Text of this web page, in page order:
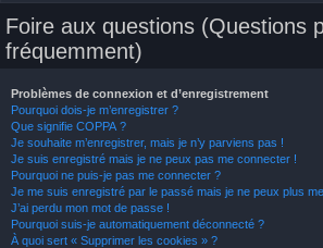
Foire aux questions (Questions
fréquemment)
Problèmes de connexion et d’enregistrement
Pourquoi dois-je m’enregistrer ?
Que signifie COPPA ?
Je souhaite m’enregistrer, mais je n’y parviens pas !
Je suis enregistré mais je ne peux pas me connecter !
Pourquoi ne puis-je pas me connecter ?
Je me suis enregistré par le passé mais je ne peux plus
J’ai perdu mon mot de passe !
Pourquoi suis-je automatiquement déconnecté ?
À quoi sert « Supprimer les cookies » ?